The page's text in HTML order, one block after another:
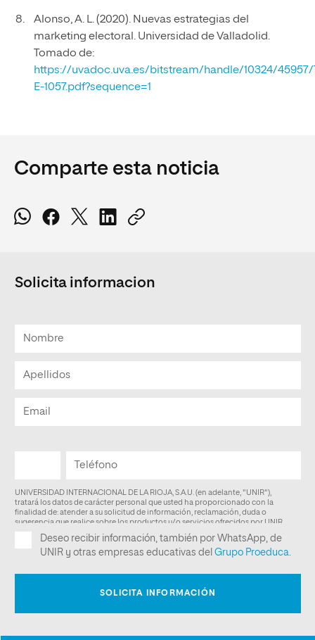
Alonso, A. L. (2020). Nuevas estrategias del
marketing electoral. Universidad de Valladolid.
Tomado de:
https://uvadoc.uva.es/bitstream/handle/10324/45957/
E-1057.pdf?sequence=1
Comparte esta noticia
Solicita informacion